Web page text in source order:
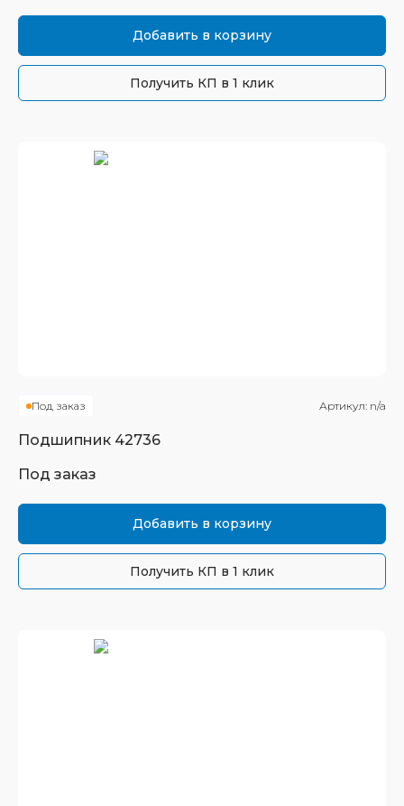
Добавить в корзину
Получить КП в 1 клик
Под заказ Артикул: n/a
Подшипник 42736
Под заказ
Добавить в корзину
Получить КП в 1 клик